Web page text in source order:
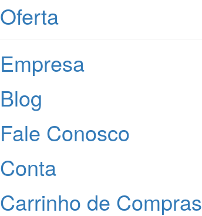
Oferta
Empresa
Blog
Fale Conosco
Conta
Carrinho de Compras